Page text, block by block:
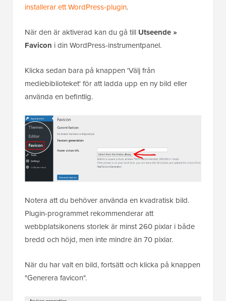
installerar ett WordPress-plugin.
När den är aktiverad kan du gå till Utseende »
Favicon i din WordPress-instrumentpanel.
Klicka sedan bara på knappen 'Välj från
mediebiblioteket' för att ladda upp en ny bild eller
använda en befintlig.
Notera att du behöver använda en kvadratisk bild.
Plugin-programmet rekommenderar att
webbplatsikonens storlek är minst 260 pixlar i både
bredd och höjd, men inte mindre än 70 pixlar.
När du har valt en bild, fortsätt och klicka på knappen
"Generera favicon".